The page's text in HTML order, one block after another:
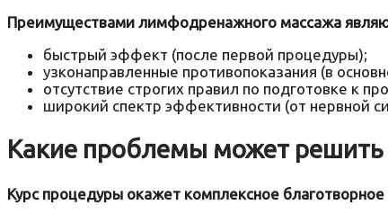
Преимуществами лимфодренажного массажа
быстрый эффект (после первой процедуры);
узконаправленные противопоказания (в
отсутствие строгих правил по подготовке к
широкий спектр эффективности (от нервной
Какие проблемы может решить
Курс процедуры окажет комплексное